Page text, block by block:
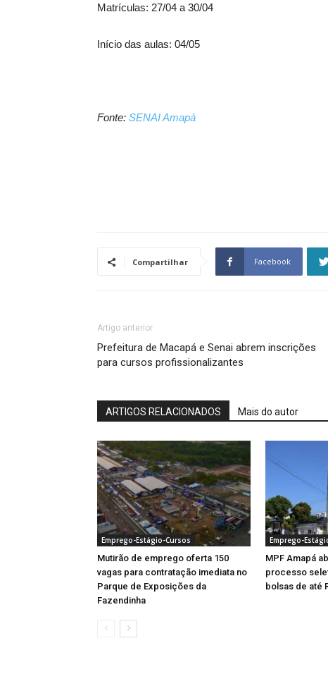
Matrículas: 27/04 a 30/04
Início das aulas: 04/05
Fonte: SENAI Amapá
Compartilhar Facebook
Artigo anterior
Prefeitura de Macapá e Senai abrem inscrições
para cursos profissionalizantes
ARTIGOS RELACIONADOS Mais do autor
Emprego-Estágio-Cursos
Mutirão de emprego oferta 150
vagas para contratação imediata no
Parque de Exposições da
Fazendinha
Emprego-
MPF Amapá
processo
bolsas de até